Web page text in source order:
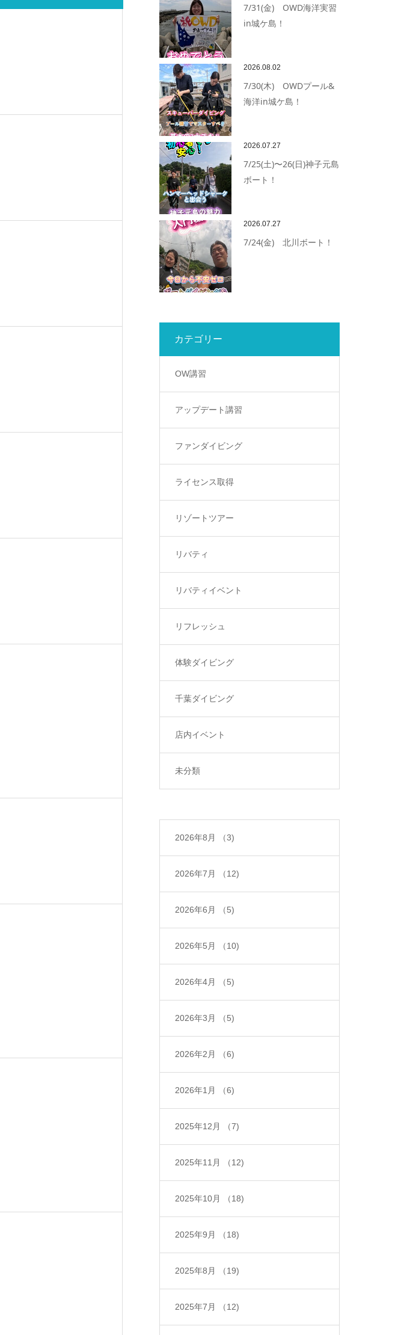
7/31(金) OWD海洋実習
in城ケ島！
2026.08.02
7/30(木) OWDプール&
海洋in城ケ島！
2026.07.27
7/25(土)〜26(日)神子元島
ボート！
2026.07.27
7/24(金) 北川ボート！
カテゴリー
OW講習
アップデート講習
ファンダイビング
ライセンス取得
リゾートツアー
リバティ
リバティイベント
リフレッシュ
体験ダイビング
千葉ダイビング
店内イベント
未分類
2026年8月 （3)
2026年7月 （12)
2026年6月 （5)
2026年5月 （10)
2026年4月 （5)
2026年3月 （5)
2026年2月 （6)
2026年1月 （6)
2025年12月 （7)
2025年11月 （12)
2025年10月 （18)
2025年9月 （18)
2025年8月 （19)
2025年7月 （12)